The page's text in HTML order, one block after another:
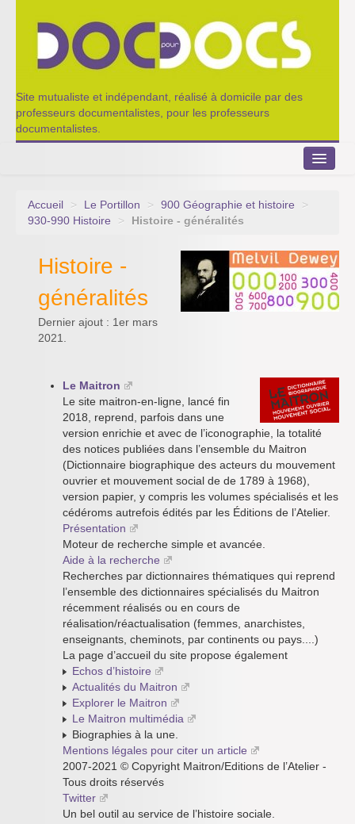
Site mutualiste et indépendant, réalisé à domicile par des
professeurs documentalistes, pour les professeurs
documentalistes.
Le Portillon
Nos outils de partage
Qui sommes-nous ?
Accueil > Le Portillon > 900 Géographie et histoire
>
930-990 Histoire
> Histoire - généralités
Histoire -
généralités
Dernier ajout : 1er mars
2021.
Le Maitron
Le site maitron-en-ligne, lancé fin
2018, reprend, parfois dans une
version enrichie et avec de l’iconographie, la totalité
des notices publiées dans l’ensemble du Maitron
(Dictionnaire biographique des acteurs du mouvement
ouvrier et mouvement social de de 1789 à 1968),
version papier, y compris les volumes spécialisés et les
cédéroms autrefois édités par les Éditions de l’Atelier.
Présentation
Moteur de recherche simple et avancée.
Aide à la recherche
Recherches par dictionnaires thématiques qui reprend
l’ensemble des dictionnaires spécialisés du Maitron
récemment réalisés ou en cours de
réalisation/réactualisation (femmes, anarchistes,
enseignants, cheminots, par continents ou pays....)
La page d’accueil du site propose également
Echos d’histoire
Actualités du Maitron
Explorer le Maitron
Le Maitron multimédia
Biographies à la une.
Mentions légales pour citer un article
2007-2021 © Copyright Maitron/Editions de l’Atelier -
Tous droits réservés
Twitter
Un bel outil au service de l’histoire sociale.